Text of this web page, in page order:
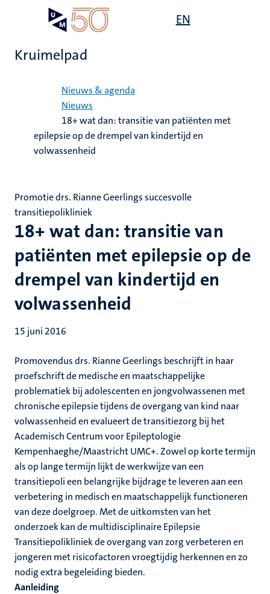
EN
Kruimelpad
Nieuws & agenda
Nieuws
18+ wat dan: transitie van patiënten met
epilepsie op de drempel van kindertijd en
volwassenheid
18+ wat dan: transitie van
patiënten met epilepsie op de
drempel van kindertijd en
volwassenheid
Promotie drs. Rianne Geerlings succesvolle
transitiepolikliniek
15 juni 2016
Promovendus drs. Rianne Geerlings beschrijft in haar
proefschrift de medische en maatschappelijke
problematiek bij adolescenten en jongvolwassenen met
chronische epilepsie tijdens de overgang van kind naar
volwassenheid en evalueert de transitiezorg bij het
Academisch Centrum voor Epileptologie
Kempenhaeghe/Maastricht UMC+. Zowel op korte termijn
als op lange termijn lijkt de werkwijze van een
transitiepoli een belangrijke bijdrage te leveren aan een
verbetering in medisch en maatschappelijk functioneren
van deze doelgroep. Met de uitkomsten van het
onderzoek kan de multidisciplinaire Epilepsie
Transitiepolikliniek de overgang van zorg verbeteren en
jongeren met risicofactoren vroegtijdig herkennen en zo
nodig extra begeleiding bieden.
Aanleiding